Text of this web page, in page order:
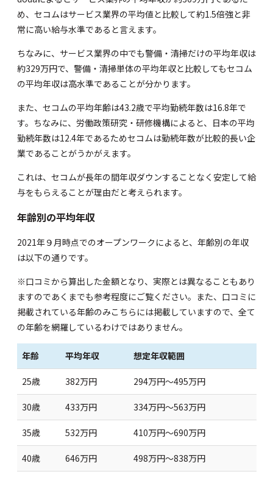
め、セコムはサービス業界の平均値と比較して約1.5倍強と非
常に高い給与水準であると言えます。
ちなみに、サービス業界の中でも警備・清掃だけの平均年収は
約329万円で、警備・清掃単体の平均年収と比較してもセコム
の平均年収は高水準であることが分かります。
また、セコムの平均年齢は43.2歳で平均勤続年数は16.8年で
す。ちなみに、 労働政策研究・研修機構によると、日本の平均
勤続年数は12.4年であるためセコムは勤続年数が比較的長い企
業であることがうかがえます。
これは、セコムが長年の間年収ダウンすることなく安定して給
与をもらえることが理由だと考えられます。
年齢別の平均年収
2021年９月時点でのオープンワーク によると、年齢別の年収
は以下の通りです。
※口コミから算出した金額となり、実際とは異なることもあり
ますのであくまでも参考程度にご覧ください。また、口コミに
掲載されている年齢のみこちらには掲載していますので、全て
の年齢を網羅しているわけではありません。
年齢 平均年収 想定年収範囲
25歳 382万円 294万円～495万円
30歳 433万円 334万円～563万円
35歳 532万円 410万円～690万円
40歳 646万円 498万円～838万円